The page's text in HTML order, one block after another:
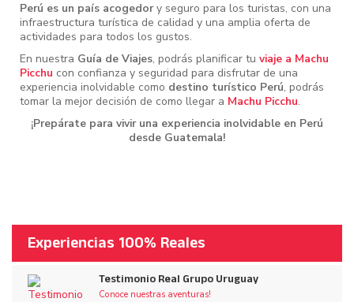
Perú es un país acogedory seguro para los turistas, con una
infraestructura turística de calidad y una amplia oferta de
actividades para todos los gustos.
En nuestra Guía de Viajes, podrás planificar tu viaje a Machu
Picchu con confianza y seguridad para disfrutar de una
experiencia inolvidable como destino turístico Perú, podrás
tomar la mejor decisión de como llegar a Machu Picchu.
¡Prepárate para vivir una experiencia inolvidable en Perú
desde Guatemala!
Experiencias 100% Reales
Testimonio Real Grupo Uruguay
Conoce nuestras aventuras!